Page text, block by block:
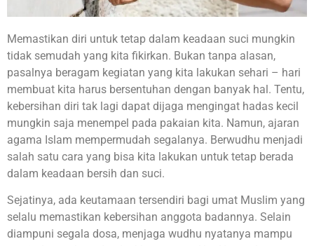
Memastikan diri untuk tetap dalam keadaan suci mungkin
tidak semudah yang kita fikirkan. Bukan tanpa alasan,
pasalnya beragam kegiatan yang kita lakukan sehari – hari
membuat kita harus bersentuhan dengan banyak hal. Tentu,
kebersihan diri tak lagi dapat dijaga mengingat hadas kecil
mungkin saja menempel pada pakaian kita. Namun, ajaran
agama Islam mempermudah segalanya. Berwudhu menjadi
salah satu cara yang bisa kita lakukan untuk tetap berada
dalam keadaan bersih dan suci.
Sejatinya, ada keutamaan tersendiri bagi umat Muslim yang
selalu memastikan kebersihan anggota badannya. Selain
diampuni segala dosa, menjaga wudhu nyatanya mampu